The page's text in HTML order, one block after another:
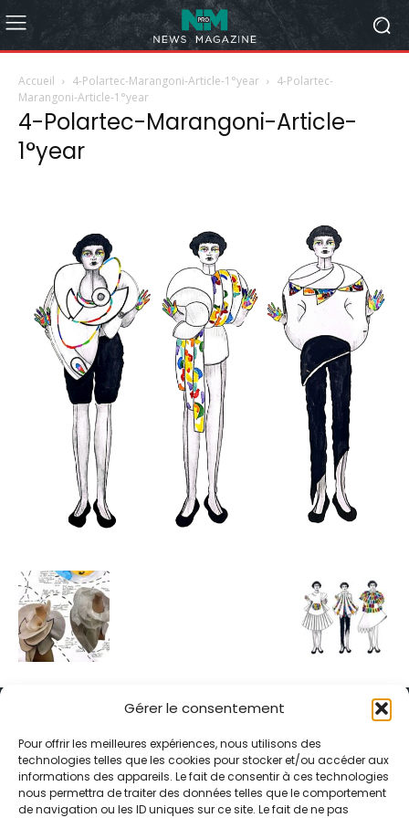
Gérer le consentement
Pour offrir les meilleures expériences, nous utilisons des
technologies telles que les cookies pour stocker et/ou accéder aux
informations des appareils. Le fait de consentir à ces technologies
nous permettra de traiter des données telles que le comportement
de navigation ou les ID uniques sur ce site. Le fait de ne pas
Accueil 4-Polartec-Marangoni-Article-1°year
4-Polartec-
Marangoni-Article-1°year
4-Polartec-Marangoni-Article-
1°year
Alternative Média est une agence de relations presse et de
relations publiques basée à Grenoble. Depuis 1995, elle conçoit et